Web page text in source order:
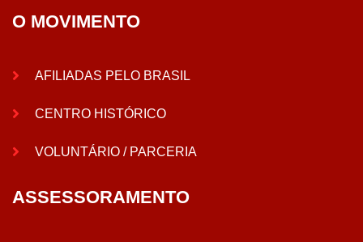
O MOVIMENTO
AFILIADAS PELO BRASIL
CENTRO HISTÓRICO
VOLUNTÁRIO / PARCERIA
ASSESSORAMENTO